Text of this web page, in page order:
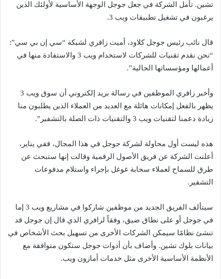
تشين. تأمل الشركة في جعل جوجل الوجهة الأساسية لأولئك الذين
يرغبون في تشغيل تطبيقات ويب 3.
قال نائب رئيس جوجل كلاود، أميت زافري لشبكة “سي إن بي سي”:
“نحن نقدم تقنيات للشركات لاستخدام ويب 3 والاستفادة منها في
أعمالها ومؤسساتها الحالية”.
وأخبر زافري الموظفين في رسالة بريد إلكتروني أن سوق ويب 3
يظهر بالفعل إمكانات هائلة مع العديد من العملاء الذين يطلبون منا
زيادة دعمنا لتقنيات ويب 3 والتقنيات ذات الصلة بالتشفير”.
هذه ليست أول محاولة لشركة جوجل في هذا المجال، ففي يناير،
أعلنت الشركة عن فريق الأصول الرقمية وقالت إنها ستبحث عن
طرق للسماح لعملاء سحابة غوغل بإجراء واستلام مدفوعات
التشفير.
سيتألف الفريق الجديد من موظفين شاركوا في مشاريع ويب 3 إما
في جوجل أو على نطاق ضيق، وفقاً لزافري الذي قال إن جوجل قد
تنشئ نظامًا سيمكن الشركات الأخرى من تسهيل بحث الأشخاص في
بيانات بلوك تشين. وأضاف بأن أدوات جوجل ستكون متوافقة مع
الأنظمة الأساسية الأخرى مثل خدمات أمازون ويب.